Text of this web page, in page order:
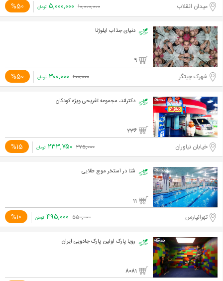
میدان انقلاب %50 ۱۰,۰۰۰,۰۰۰ ۵,۰۰۰,۰۰۰ تومان
دنیای جذاب ایلوژنا
9
شهرک چیتگر %50 ۶۰۰,۰۰۰ ۳۰۰,۰۰۰ تومان
دکترلند، مجموعه تفریحی ویژه کودکان
236
خیابان نیاوران %15 ۲۷۵,۰۰۰ ۲۳۳,۷۵۰ تومان
شنا در استخر موج طلایی
11
تهرانپارس %10 ۵۵۰,۰۰۰ ۴۹۵,۰۰۰ تومان
رویا پارک اولین پارک جادویی ایران
8081